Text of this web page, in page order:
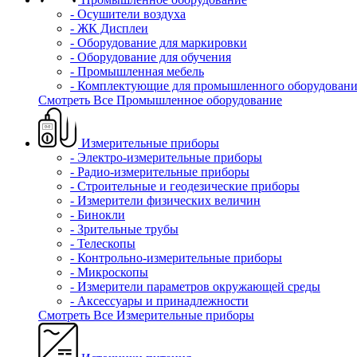
- Осушители воздуха
- ЖК Дисплеи
- Оборудование для маркировки
- Оборудование для обучения
- Промышленная мебель
- Комплектующие для промышленного
Смотреть Все Промышленное оборудование
Измерительные приборы
- Электро-измерительные приборы
- Радио-измерительные приборы
- Строительные и геодезические приборы
- Измерители физических величин
- Бинокли
- Зрительные трубы
- Телескопы
- Контрольно-измерительные приборы
- Микроскопы
- Измерители параметров окружающей среды
- Аксессуары и принадлежности
Смотреть Все Измерительные приборы